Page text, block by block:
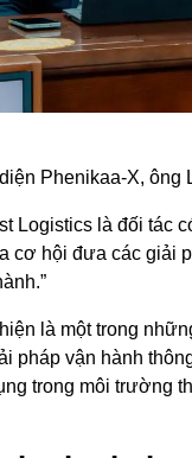
Phenikaa-X, ông
Logistics là đối tác
cơ hội đưa các giải
là một trong
pháp vận hành
trong môi trường